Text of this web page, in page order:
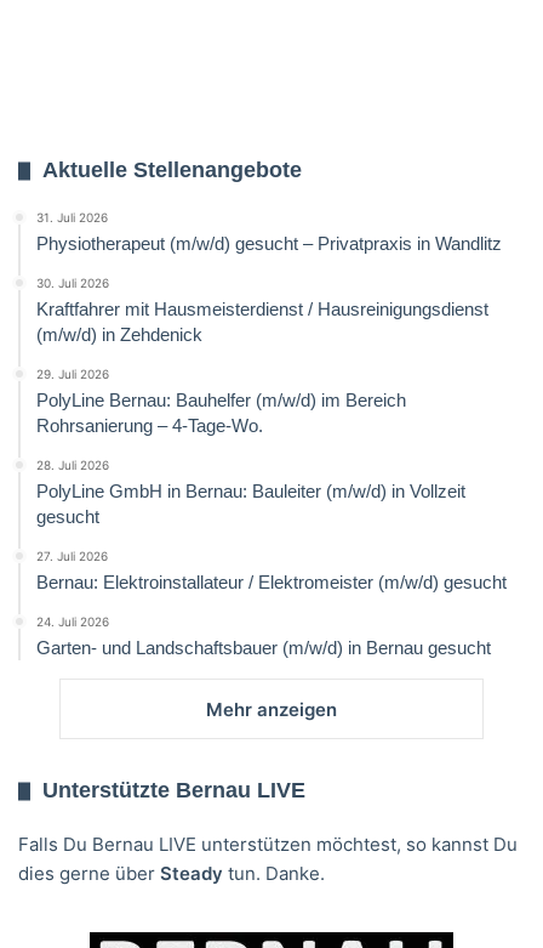
Aktuelle Stellenangebote
31. Juli 2026
Physiotherapeut (m/w/d) gesucht – Privatpraxis in Wandlitz
30. Juli 2026
Kraftfahrer mit Hausmeisterdienst / Hausreinigungsdienst
(m/w/d) in Zehdenick
29. Juli 2026
PolyLine Bernau: Bauhelfer (m/w/d) im Bereich
Rohrsanierung – 4-Tage-Wo.
28. Juli 2026
PolyLine GmbH in Bernau: Bauleiter (m/w/d) in Vollzeit
gesucht
27. Juli 2026
Bernau: Elektroinstallateur / Elektromeister (m/w/d) gesucht
24. Juli 2026
Garten- und Landschaftsbauer (m/w/d) in Bernau gesucht
Mehr anzeigen
Unterstützte Bernau LIVE
Falls Du Bernau LIVE unterstützen möchtest, so kannst Du
dies gerne über Steady tun. Danke.